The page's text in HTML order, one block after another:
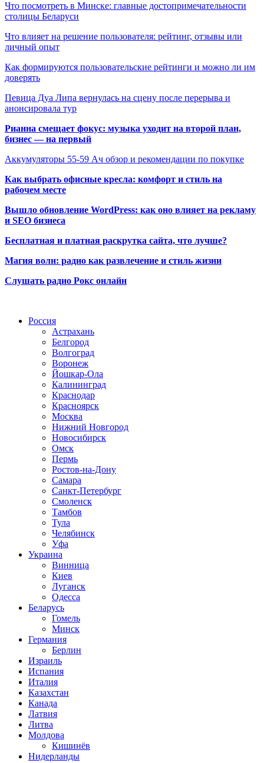
Что посмотреть в Минске: главные достопримечательности
столицы Беларуси
Что влияет на решение пользователя: рейтинг, отзывы или
личный опыт
Как формируются пользовательские рейтинги и можно ли им
доверять
Певица Дуа Липа вернулась на сцену после перерыва и
анонсировала тур
Рианна смещает фокус: музыка уходит на второй план,
бизнес — на первый
Аккумуляторы 55-59 Ач обзор и рекомендации по покупке
Как выбрать офисные кресла: комфорт и стиль на
рабочем месте
Вышло обновление WordPress: как оно влияет на рекламу
и SEO бизнеса
Бесплатная и платная раскрутка сайта, что лучше?
Магия волн: радио как развлечение и стиль жизни
Слушать радио Рокс онлайн
Россия
Астрахань
Белгород
Волгоград
Воронеж
Йошкар-Ола
Калининград
Краснодар
Красноярск
Москва
Нижний Новгород
Новосибирск
Омск
Пермь
Ростов-на-Дону
Самара
Санкт-Петербург
Смоленск
Тамбов
Тула
Челябинск
Уфа
Украина
Винница
Киев
Луганск
Одесса
Беларусь
Гомель
Минск
Германия
Берлин
Израиль
Испания
Италия
Казахстан
Канада
Латвия
Литва
Молдова
Кишинёв
Нидерланды